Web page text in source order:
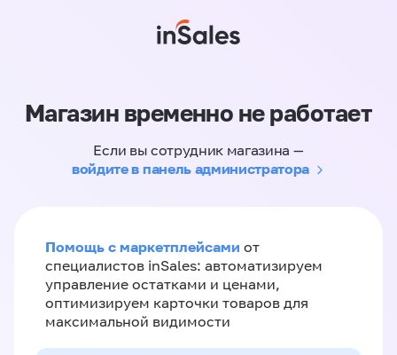
Магазин временно не работает
Если вы сотрудник магазина —
войдите в панель администратора
Помощь с маркетплейсами от
специалистов inSales: автоматизируем
управление остатками и ценами,
оптимизируем карточки товаров для
максимальной видимости